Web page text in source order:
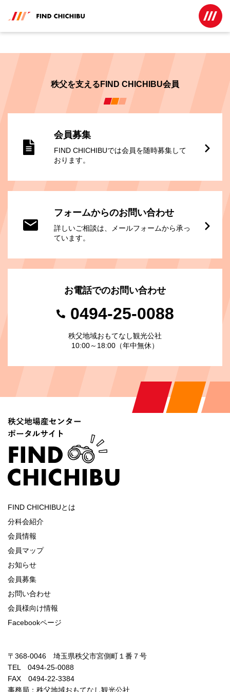
秩父を支えるFIND CHICHIBU会員
会員募集
FIND CHICHIBUでは会員を随時募集して
おります。
フォームからのお問い合わせ
詳しいご相談は、メールフォームから承っ
ています。
お電話でのお問い合わせ
0494-25-0088
秩父地域おもてなし観光公社
10:00～18:00（年中無休）
FIND CHICHIBUとは
分科会紹介
会員情報
会員マップ
お知らせ
会員募集
お問い合わせ
会員様向け情報
Facebookページ
〒368-0046 埼玉県秩父市宮側町１番７号
TEL 0494-25-0088
FAX 0494-22-3384
事務局：秩父地域おもてなし観光公社